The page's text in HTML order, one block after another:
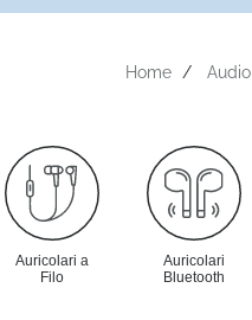
Home Audio
Auricolari a
Filo
Auricolari
Bluetooth